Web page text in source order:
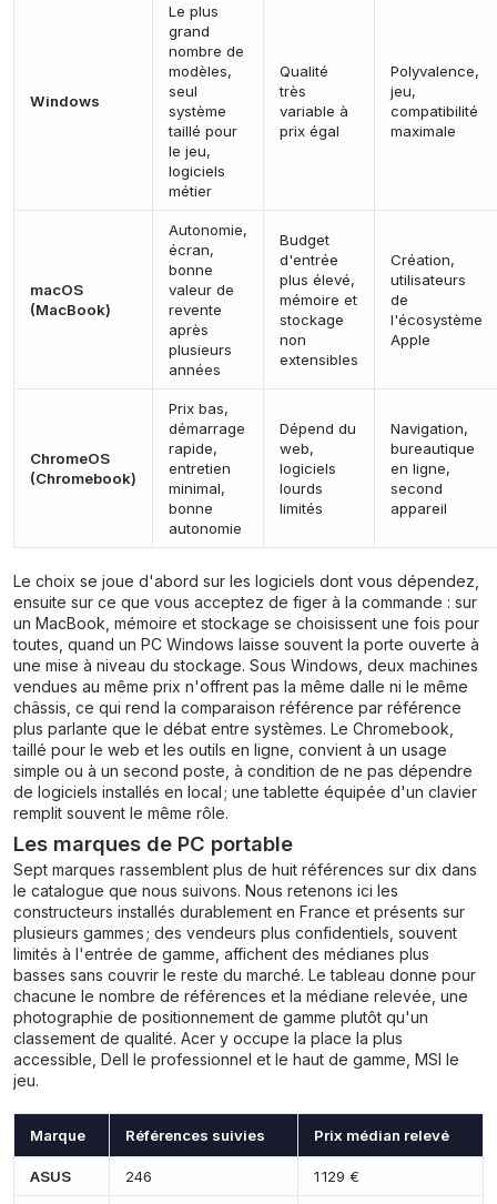
Windows
Le plus
grand
nombre de
modèles,
seul
système
taillé pour
le jeu,
logiciels
métier
Qualité
très
variable à
prix égal
Polyvalence,
jeu,
compatibilité
maximale
macOS
(MacBook)
Autonomie,
écran,
bonne
valeur de
revente
après
plusieurs
années
Budget
d'entrée
plus élevé,
mémoire et
stockage
non
extensibles
Création,
utilisateurs
de
l'écosystème
Apple
ChromeOS
(Chromebook)
Prix bas,
démarrage
rapide,
entretien
minimal,
bonne
autonomie
Dépend du
web,
logiciels
lourds
limités
Navigation,
bureautique
en ligne,
second
appareil
Le choix se joue d'abord sur les logiciels dont vous dépendez,
ensuite sur ce que vous acceptez de figer à la commande : sur
un MacBook, mémoire et stockage se choisissent une fois pour
toutes, quand un PC Windows laisse souvent la porte ouverte à
une mise à niveau du stockage. Sous Windows, deux machines
vendues au même prix n'offrent pas la même dalle ni le même
châssis, ce qui rend la comparaison référence par référence
plus parlante que le débat entre systèmes. Le Chromebook,
taillé pour le web et les outils en ligne, convient à un usage
simple ou à un second poste, à condition de ne pas dépendre
de logiciels installés en local ; unetablette équipée d'un clavier
remplit souvent le même rôle.
Les marques de PC portable
Sept marques rassemblent plus de huit références sur dix dans
le catalogue que nous suivons. Nous retenons ici les
constructeurs installés durablement en France et présents sur
plusieurs gammes ; des vendeurs plus confidentiels, souvent
limités à l'entrée de gamme, affichent des médianes plus
basses sans couvrir le reste du marché. Le tableau donne pour
chacune le nombre de références et la médiane relevée, une
photographie de positionnement de gamme plutôt qu'un
classement de qualité. Acer y occupe la place la plus
accessible, Dell le professionnel et le haut de gamme, MSI le
jeu.
Marque Références suivies Prix médian relevé
ASUS 246 1 129 €